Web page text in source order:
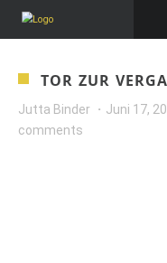
TOR ZUR
Jutta Binder Juni 17,
comments